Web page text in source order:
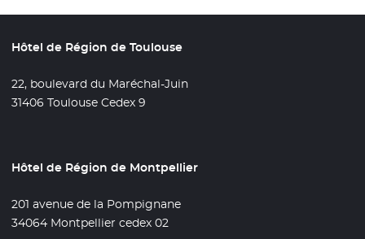
Hôtel de Région de Toulouse
22, boulevard du Maréchal-Juin
31406 Toulouse Cedex 9
Hôtel de Région de Montpellier
201 avenue de la Pompignane
34064 Montpellier cedex 02